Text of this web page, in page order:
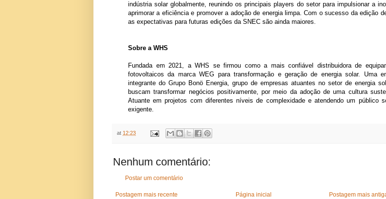
indústria solar globalmente, reunindo os principais players do setor para impulsionar a
aprimorar a eficiência e promover a adoção de energia limpa. Com o sucesso da edição
as expectativas para futuras edições da SNEC são ainda maiores.
Sobre a WHS
Fundada em 2021, a WHS se firmou como a mais confiável distribuidora de
fotovoltaicos da marca WEG para transformação e geração de energia solar. Uma
integrante do Grupo Bonö Energia, grupo de empresas atuantes no setor de energia
buscam transformar negócios positivamente, por meio da adoção de uma cultura
Atuante em projetos com diferentes níveis de complexidade e atendendo um público
exigente.
at 12:23
Nenhum comentário:
Postar um comentário
Postagem mais recente Postagem mais
Página inicial